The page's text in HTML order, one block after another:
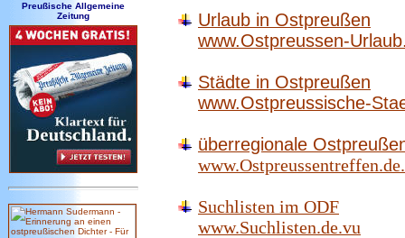
Preußische Allgemeine
Zeitung
Urlaub in Ostpreußen
www.Ostpreussen-
Städte in Ostpreußen
www.Ostpreussische-
überregionale
Suchlisten im ODF
www.Suchlisten.de.vu